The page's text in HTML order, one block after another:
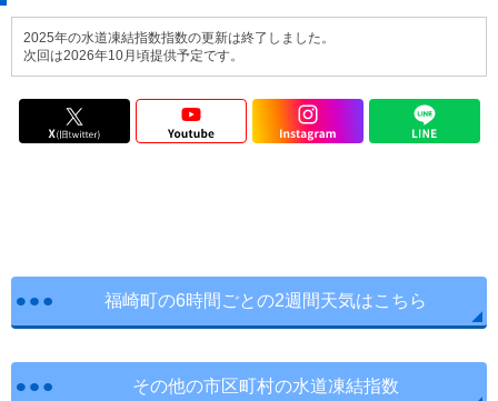
2025年の水道凍結指数指数の更新は終了しました。
次回は2026年10月頃提供予定です。
福崎町の6時間ごとの2週間天気はこちら
その他の市区町村の水道凍結指数